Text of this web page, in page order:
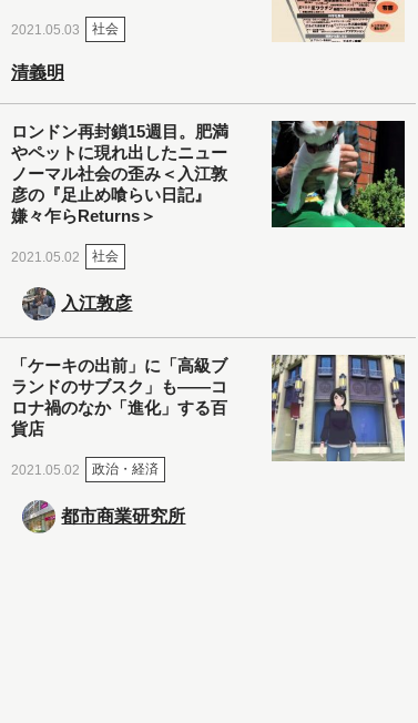
2021.05.03 社会
清義明
ロンドン再封鎖15週目。肥満
やペットに現れ出したニュー
ノーマル社会の歪み＜入江敦
彦の『足止め喰らい日記』
嫌々乍らReturns＞
2021.05.02 社会
入江敦彦
「ケーキの出前」に「高級ブ
ランドのサブスク」も――コ
ロナ禍のなか「進化」する百
貨店
2021.05.02 政治・経済
都市商業研究所